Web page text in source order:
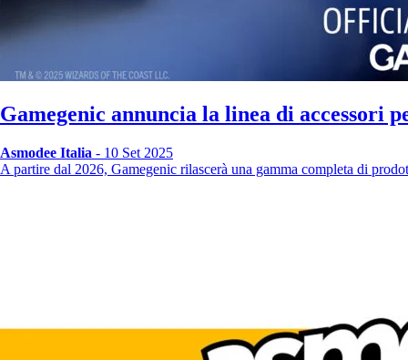
Gamegenic annuncia la linea di accessori
Asmodee Italia - 10 Set 2025
A partire dal 2026, Gamegenic rilascerà una gamma completa di